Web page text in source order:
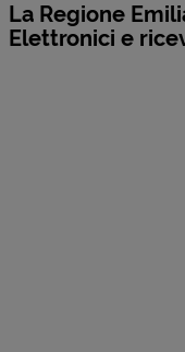
La Regione
Elettronici e